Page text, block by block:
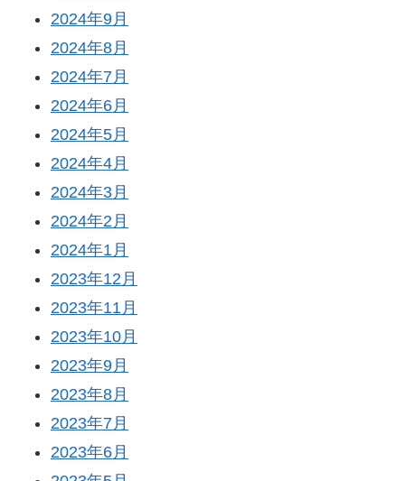
2024年9月
2024年8月
2024年7月
2024年6月
2024年5月
2024年4月
2024年3月
2024年2月
2024年1月
2023年12月
2023年11月
2023年10月
2023年9月
2023年8月
2023年7月
2023年6月